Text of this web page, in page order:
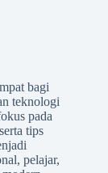
bagi
teknologi
pada
tips
pelajar,